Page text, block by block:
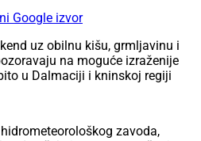
Google izvor
uz obilnu kišu, grmljavinu i
na moguće izraženije
u Dalmaciji i kninskoj regiji
zavoda,